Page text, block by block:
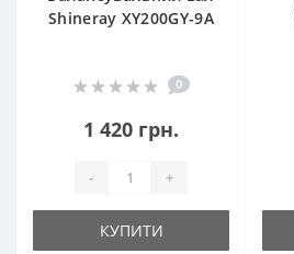
Shineray XY200GY-9A
0
1 420 грн.
- +
КУПИТИ